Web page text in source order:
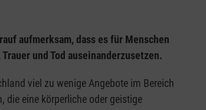
aufmerksam, dass es für Menschen
und Tod auseinanderzusetzen.
viel zu wenige Angebote im Bereich
die eine körperliche oder geistige